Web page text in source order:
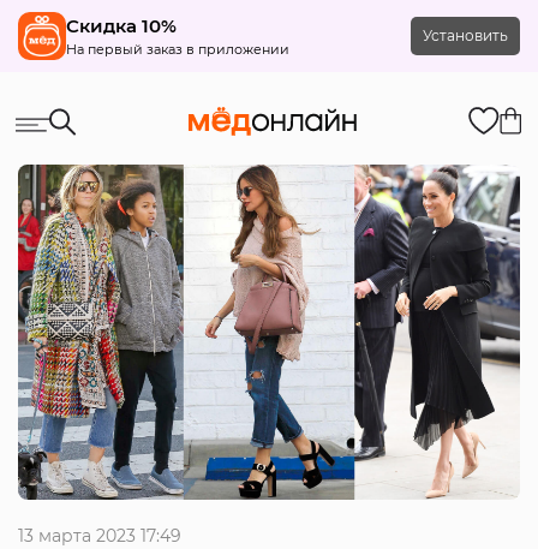
Скидка 10%
На первый заказ в приложении
Установить
13 марта 2023 17:49